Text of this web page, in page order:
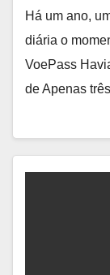
Há um ano,
diária o
VoePass
de Apenas